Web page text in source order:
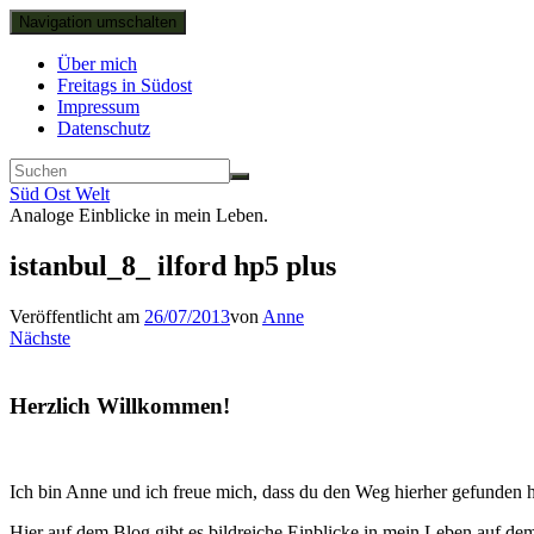
Navigation umschalten
Über mich
Freitags in Südost
Impressum
Datenschutz
Süd Ost Welt
Analoge Einblicke in mein Leben.
istanbul_8_ ilford hp5 plus
Veröffentlicht am 26/07/2013von Anne
Nächste
Herzlich Willkommen!
Ich bin Anne und ich freue mich, dass du den Weg hierher gefunden